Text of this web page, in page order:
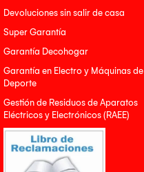
Devoluciones sin salir de casa
Super Garantía
Garantía Decohogar
Garantía en Electro y Máquinas de
Deporte
Gestión de Residuos de Aparatos
Eléctricos y Electrónicos (RAEE)